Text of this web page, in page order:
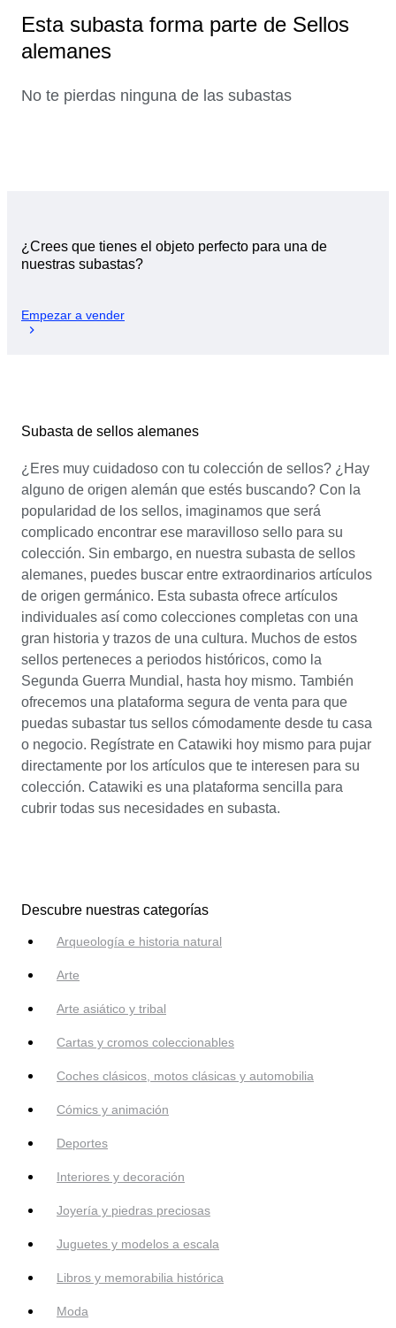
Esta subasta forma parte de Sellos
alemanes
No te pierdas ninguna de las subastas
¿Crees que tienes el objeto perfecto para una de
nuestras subastas?
Empezar a vender
Subasta de sellos alemanes
¿Eres muy cuidadoso con tu colección de sellos? ¿Hay
alguno de origen alemán que estés buscando? Con la
popularidad de los sellos, imaginamos que será
complicado encontrar ese maravilloso sello para su
colección. Sin embargo, en nuestra subasta de sellos
alemanes, puedes buscar entre extraordinarios artículos
de origen germánico. Esta subasta ofrece artículos
individuales así como colecciones completas con una
gran historia y trazos de una cultura. Muchos de estos
sellos perteneces a periodos históricos, como la
Segunda Guerra Mundial, hasta hoy mismo. También
ofrecemos una plataforma segura de venta para que
puedas subastar tus sellos cómodamente desde tu casa
o negocio. Regístrate en Catawiki hoy mismo para pujar
directamente por los artículos que te interesen para su
colección. Catawiki es una plataforma sencilla para
cubrir todas sus necesidades en subasta.
Descubre nuestras categorías
Arqueología e historia natural
Arte
Arte asiático y tribal
Cartas y cromos coleccionables
Coches clásicos, motos clásicas y automobilia
Cómics y animación
Deportes
Interiores y decoración
Joyería y piedras preciosas
Juguetes y modelos a escala
Libros y memorabilia histórica
Moda